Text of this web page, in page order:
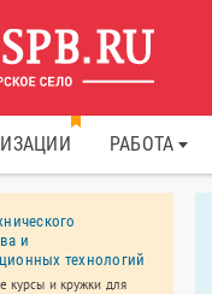
РАБОТА
и
технологий
курсы и кружки для